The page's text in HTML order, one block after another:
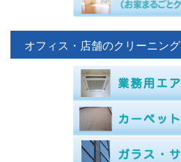
オフィス・店舗のクリーニング